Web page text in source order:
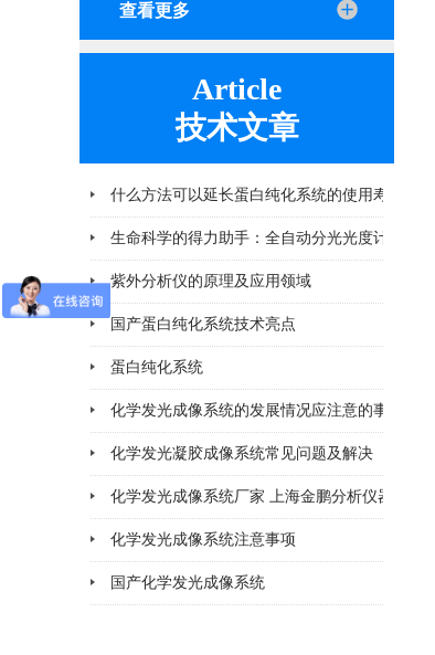
查看更多
Article
技术文章
什么方法可以延长蛋白纯化系统的使用寿命
2026-06-25
紫外分析仪的原理及应用领域
国产蛋白纯化系统技术亮点
蛋白纯化系统
2026-02-11
化学发光成像系统的发展情况应注意的事项
2026-02-11
化学发光凝胶成像系统常见问题及解决
2026-02-06
化学发光成像系统厂家 上海金鹏分析仪器
化学发光成像系统注意事项
国产化学发光成像系统